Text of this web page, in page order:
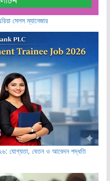
সেলস ম্যানেজার
যোগ্যতা, বেতন ও আবেদন পদ্ধতি